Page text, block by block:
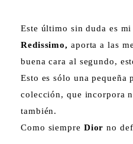
Este último sin duda es
Redissimo, aporta a las
buena cara al segundo,
Esto es sólo una pequeña
colección, que incorpora
también.
Como siempre Diorno